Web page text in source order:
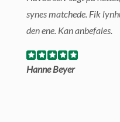
synes matchede. Fik
den ene. Kan anbefales.
Hanne Beyer